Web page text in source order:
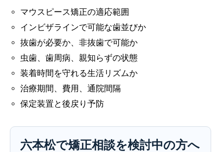
マウスピース矯正の適応範囲
インビザラインで可能な歯並びか
抜歯が必要か、非抜歯で可能か
虫歯、歯周病、親知らずの状態
装着時間を守れる生活リズムか
治療期間、費用、通院間隔
保定装置と後戻り予防
六本松で矯正相談を検討中の方へ